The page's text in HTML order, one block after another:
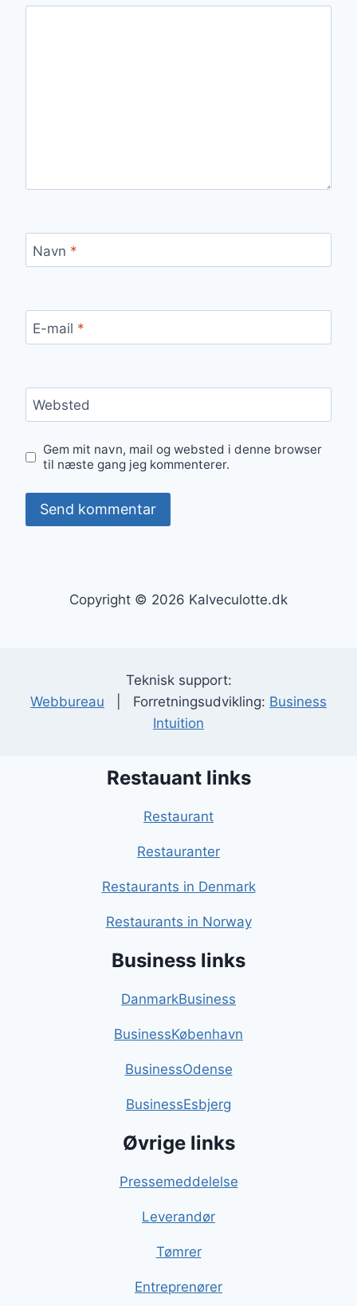
Navn *
E-mail *
Websted
Gem mit navn, mail og websted i denne browser
til næste gang jeg kommenterer.
Copyright © 2026 Kalveculotte.dk
Teknisk support:
Webbureau | Forretningsudvikling: Business
Intuition
Restauant links
Restaurant
Restauranter
Restaurants in Denmark
Restaurants in Norway
Business links
DanmarkBusiness
BusinessKøbenhavn
BusinessOdense
BusinessEsbjerg
Øvrige links
Pressemeddelelse
Leverandør
Tømrer
Entreprenører